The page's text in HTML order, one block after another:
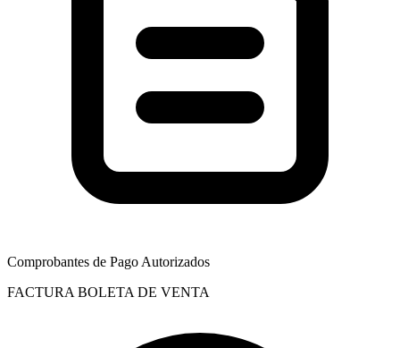
Comprobantes de Pago Autorizados
FACTURA BOLETA DE VENTA